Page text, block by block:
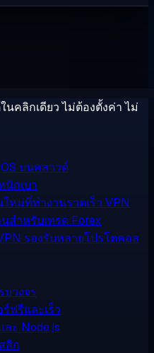
นคลิกเดียว ไม่ต้องตั้งค่า ไม่
บนคลาวด์
นักเบา
ใหม่ที่ทำงานรวดเร็ว VPN
สำหรับเทรด Forex
รองรับหลายโปรโตคอล
บวงจร
ร์ฟรีและเร็ว
ละ Node.js
สิก